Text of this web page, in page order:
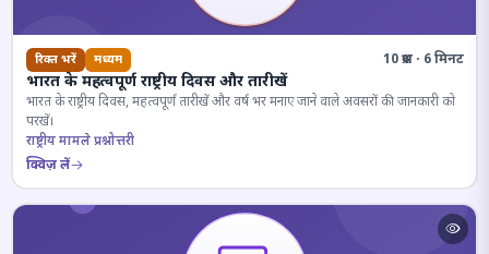
रिक्त भरें मध्यम 10 प्रश्न · 6 मिनट
भारत के महत्वपूर्ण राष्ट्रीय दिवस और तारीखें
भारत के राष्ट्रीय दिवस, महत्वपूर्ण तारीखें और वर्ष भर मनाए जाने वाले अवसरों की जानकारी को
परखें।
राष्ट्रीय मामले प्रश्नोत्तरी
क्विज़ लें